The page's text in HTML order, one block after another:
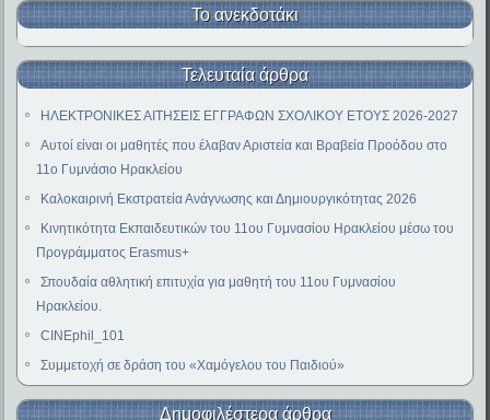
Το ανεκδοτάκι
Τελευταία άρθρα
ΗΛΕΚΤΡΟΝΙΚΕΣ ΑΙΤΗΣΕΙΣ ΕΓΓΡΑΦΩΝ ΣΧΟΛΙΚΟΥ ΕΤΟΥΣ 2026-2027
Αυτοί είναι οι μαθητές που έλαβαν Αριστεία και Βραβεία Προόδου στο
11ο Γυμνάσιο Ηρακλείου
Καλοκαιρινή Εκστρατεία Ανάγνωσης και Δημιουργικότητας 2026
Κινητικότητα Εκπαιδευτικών του 11ου Γυμνασίου Ηρακλείου μέσω του
Προγράμματος Erasmus+
Σπουδαία αθλητική επιτυχία για μαθητή του 11ου Γυμνασίου
Ηρακλείου.
CINEphil_101
Συμμετοχή σε δράση του «Χαμόγελου του Παιδιού»
Δημοφιλέστερα άρθρα